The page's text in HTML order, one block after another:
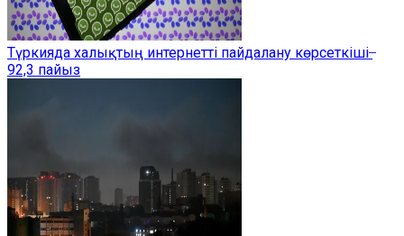
Түркияда халықтың интернетті пайдалану көрсеткіші ̶
92,3 пайыз